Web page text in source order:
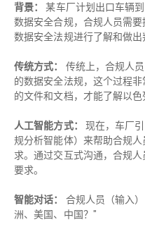
背景：
某车厂计划出口车辆
数据安全合规，合规人员需
数据安全法规进行了解和做出
传统方式：
传统上，合规人
的数据安全法规，这个过程
的文件和文档，才能了解以色
人工智能方式：
现在，车厂
规分析智能体）来帮助合规
求。通过交互式沟通，合规
要求。
智能对话：
合规人员（输入